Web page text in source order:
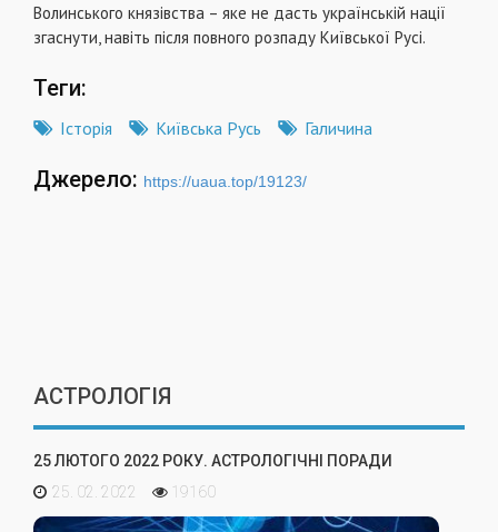
Волинського князівства – яке не дасть українській нації
згаснути, навіть після повного розпаду Київської Русі.
Теги:
Історія Київська Русь Галичина
Джерело: https://uaua.top/19123/
АСТРОЛОГІЯ
25 ЛЮТОГО 2022 РОКУ. АСТРОЛОГІЧНІ ПОРАДИ
25. 02. 2022
19160